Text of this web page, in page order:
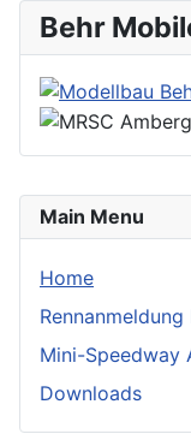
Main Menu
Home
Rennanmeldung
Mini-Speedway
Downloads
Behr